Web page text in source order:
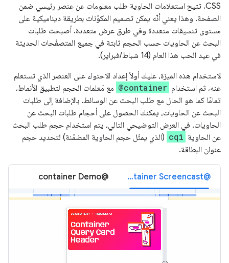
CSS، تتيح استعلامات الحاوية طلب معلومات عن عنصر رئيسي ضمن
الصفحة. وهذا يعني أنّه يمكن تصميم المكوّنات بطريقة ديناميكية على
مستوى تنسيقات متعددة وفي طرق عرض متعددة. أصبحت طلبات
البحث عن الحاويات حسب الحجم ثابتة في جميع المتصفّحات الحديثة
في عيد الحب هذا العام (14 شباط/فبراير).
لاستخدام هذه الميزة، عليك أولاً إعداد الاحتواء على العنصر الذي تستعلم
عنه، ثم استخدام @container مع مَعلمات الحجم لتطبيق الأنماط،
تمامًا كما هو الحال مع طلب البحث عن الوسائط. بالإضافة إلى طلبات
البحث عن الحاويات، يمكنك الحصول على أحجام طلبات البحث عن
الحاويات. في العرض التوضيحي التالي، يتم استخدام حجم طلب البحث
عن الحاوية cqi (الذي يمثّل حجم الحاوية المضمّنة) لتحديد حجم
عنوان البطاقة.
‫@container Screencast
‫@container Demo